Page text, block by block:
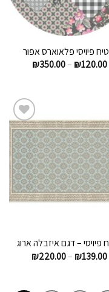
פיויסי פלאוארס אפור
₪120.00
–
₪350.00
הוסף
לרשימת
המשאלות
פיויסי – דגם איזבלה ארוג
₪139.00
–
₪220.00